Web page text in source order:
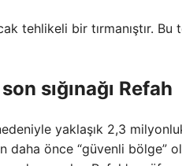
tehlikeli bir tırmanıştır. Bu
sığınağı Refah
yaklaşık 2,3
önce “güvenli bölge”